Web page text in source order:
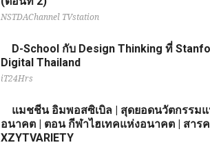
NSTDAChannel TVstation
D-School กับ Design Thinking ที่
Digital Thailand
iT24Hrs
แมชชีน อิมพอสซิเบิล | สุดยอดนวัตกรรม
อนาคต | ตอน กีฬาไฮเทคแห่งอนาคต | สาร
XZYTVARIETY